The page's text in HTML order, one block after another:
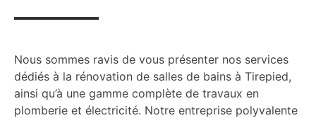
Nous sommes ravis de vous présenter nos services
dédiés à la rénovation de salles de bains à Tirepied,
ainsi qu’à une gamme complète de travaux en
plomberie et électricité. Notre entreprise polyvalente